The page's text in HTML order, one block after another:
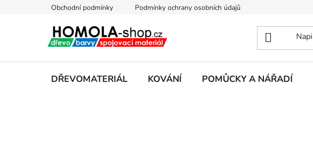
Obchodní podmínky Podmínky ochrany osobních údajů
DŘEVOMATERIÁL KOVÁNÍ POMŮCKY A NÁŘADÍ